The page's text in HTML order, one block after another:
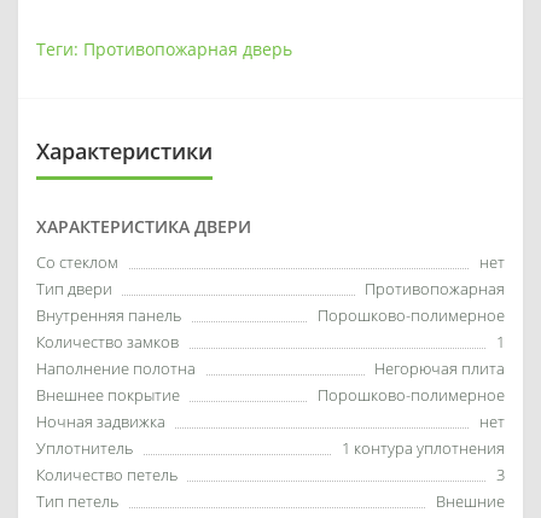
Теги: Противопожарная дверь
Характеристики
ХАРАКТЕРИСТИКА ДВЕРИ
Со стеклом
нет
Тип двери
Противопожарная
Внутренняя панель
Порошково-полимерное
Количество замков
1
Наполнение полотна
Негорючая плита
Внешнее покрытие
Порошково-полимерное
Ночная задвижка
нет
Уплотнитель
1 контура уплотнения
Количество петель
3
Тип петель
Внешние